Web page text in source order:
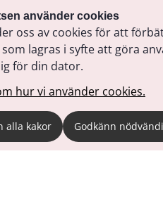
använder cookies
oss av cookies för att
lagras i syfte att göra
för din dator.
hur vi använder cookies.
alla kakor Godkänn